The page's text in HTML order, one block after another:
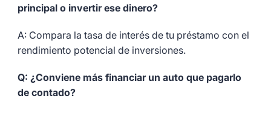
principal o invertir ese dinero?
A: Compara la tasa de interés de tu préstamo con el
rendimiento potencial de inversiones.
Q: ¿Conviene más financiar un auto que pagarlo
de contado?